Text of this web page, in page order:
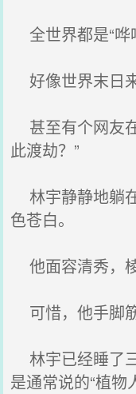
全世界都是“哗
好像世界末日
甚至有个网友
此渡劫？”
林宇静静地躺
色苍白。
他面容清秀，
可惜，他手脚
林宇已经睡了
是通常说的“植物